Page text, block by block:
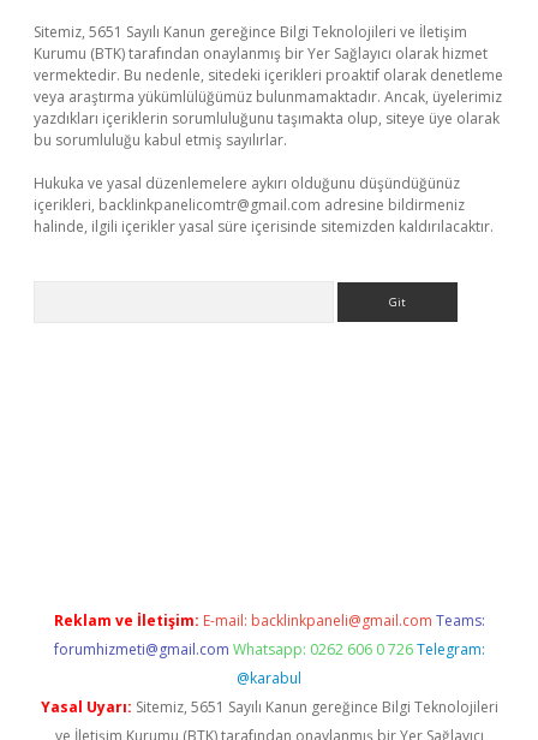
Sitemiz, 5651 Sayılı Kanun gereğince Bilgi Teknolojileri ve İletişim
Kurumu (BTK) tarafından onaylanmış bir Yer Sağlayıcı olarak hizmet
vermektedir. Bu nedenle, sitedeki içerikleri proaktif olarak denetleme
veya araştırma yükümlülüğümüz bulunmamaktadır. Ancak, üyelerimiz
yazdıkları içeriklerin sorumluluğunu taşımakta olup, siteye üye olarak
bu sorumluluğu kabul etmiş sayılırlar.
Hukuka ve yasal düzenlemelere aykırı olduğunu düşündüğünüz
içerikleri, backlinkpanelicomtr@gmail.com adresine bildirmeniz
halinde, ilgili içerikler yasal süre içerisinde sitemizden kaldırılacaktır.
Reklam ve İletişim: E-mail: backlinkpaneli@gmail.com Teams:
forumhizmeti@gmail.com Whatsapp: 0262 606 0 726 Telegram:
@karabul
Yasal Uyarı: Sitemiz, 5651 Sayılı Kanun gereğince Bilgi Teknolojileri
ve İletişim Kurumu (BTK) tarafından onaylanmış bir Yer Sağlayıcı